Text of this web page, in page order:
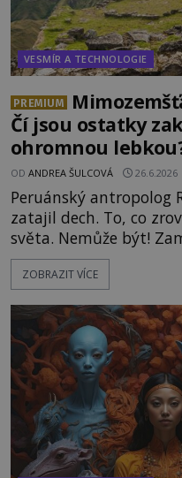
VESMÍR A TECHNOLOGIE
PREMIUM
Čí jsou ostatky
ohromnou
OD ANDREA ŠULCOVÁ 26.6.2026
Peruánský antropolog
zatajil dech. To, co
světa. Nemůže být!
peruánském městečku
legendárního Cuzca
Právě nalezl ostatky
nad nálezem kroutí
ZOBRAZIT VÍCE